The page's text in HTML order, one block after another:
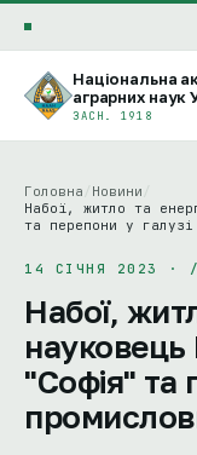
Національна
аграрних наук
ЗАСН. 1918
Головна Новини
Набої, житло та
та перепони у галузі
14 СІЧНЯ 2023 · /
Набої,
"Софія" та